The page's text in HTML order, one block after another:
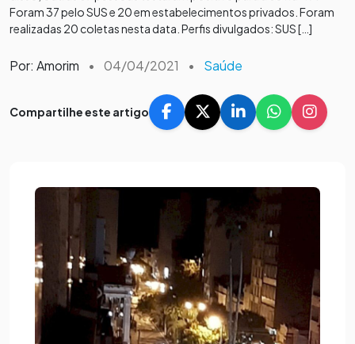
Foram 37 pelo SUS e 20 em estabelecimentos privados. Foram
realizadas 20 coletas nesta data. Perfis divulgados: SUS […]
Por: Amorim • 04/04/2021 • Saúde
Compartilhe este artigo